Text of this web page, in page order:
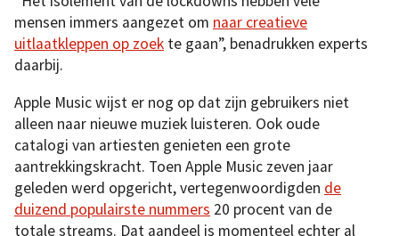
mensen immers aangezet om naar creatieve
uitlaatkleppen op zoek te gaan”, benadrukken experts
daarbij.
Apple Music wijst er nog op dat zijn gebruikers niet
alleen naar nieuwe muziek luisteren. Ook oude
catalogi van artiesten genieten een grote
aantrekkingskracht. Toen Apple Music zeven jaar
geleden werd opgericht, vertegenwoordigden de
duizend populairste nummers 20 procent van de
totale streams. Dat aandeel is momenteel echter al